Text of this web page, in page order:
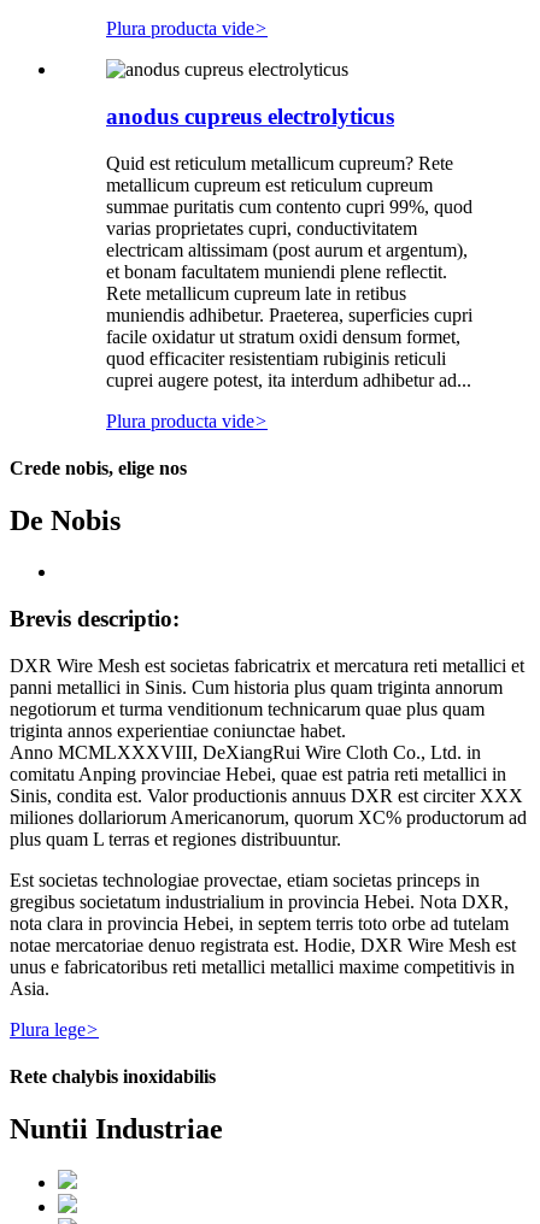
Plura producta vide>
anodus cupreus electrolyticus
Quid est reticulum metallicum cupreum? Rete
metallicum cupreum est reticulum cupreum
summae puritatis cum contento cupri 99%, quod
varias proprietates cupri, conductivitatem
electricam altissimam (post aurum et argentum),
et bonam facultatem muniendi plene reflectit.
Rete metallicum cupreum late in retibus
muniendis adhibetur. Praeterea, superficies cupri
facile oxidatur ut stratum oxidi densum formet,
quod efficaciter resistentiam rubiginis reticuli
cuprei augere potest, ita interdum adhibetur ad...
Plura producta vide>
Crede nobis, elige nos
De Nobis
Brevis descriptio:
DXR Wire Mesh est societas fabricatrix et mercatura reti metallici et
panni metallici in Sinis. Cum historia plus quam triginta annorum
negotiorum et turma venditionum technicarum quae plus quam
triginta annos experientiae coniunctae habet.
Anno MCMLXXXVIII, DeXiangRui Wire Cloth Co., Ltd. in
comitatu Anping provinciae Hebei, quae est patria reti metallici in
Sinis, condita est. Valor productionis annuus DXR est circiter XXX
miliones dollariorum Americanorum, quorum XC% productorum ad
plus quam L terras et regiones distribuuntur.
Est societas technologiae provectae, etiam societas princeps in
gregibus societatum industrialium in provincia Hebei. Nota DXR,
nota clara in provincia Hebei, in septem terris toto orbe ad tutelam
notae mercatoriae denuo registrata est. Hodie, DXR Wire Mesh est
unus e fabricatoribus reti metallici metallici maxime competitivis in
Asia.
Plura lege>
Rete chalybis inoxidabilis
Nuntii Industriae